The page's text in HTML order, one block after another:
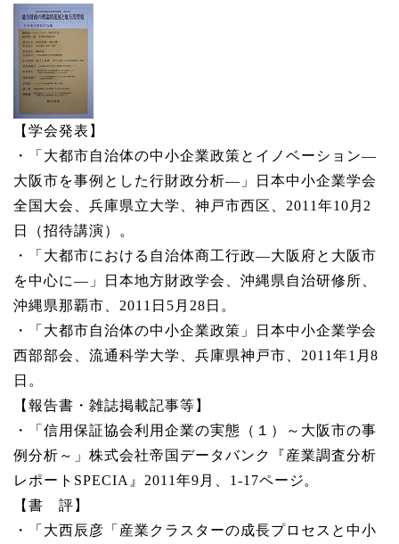
【学会発表】
・「大都市自治体の中小企業政策とイノベーション―
大阪市を事例とした行財政分析―」日本中小企業学会
全国大会、兵庫県立大学、神戸市西区、2011年10月2
日（招待講演）。
・「大都市における自治体商工行政―大阪府と大阪市
を中心に―」日本地方財政学会、沖縄県自治研修所、
沖縄県那覇市、2011日5月28日。
・「大都市自治体の中小企業政策」日本中小企業学会
西部部会、流通科学大学、兵庫県神戸市、2011年1月8
日。
【報告書・雑誌掲載記事等】
・「信用保証協会利用企業の実態（１）～大阪市の事
例分析～」株式会社帝国データバンク『産業調査分析
レポートSPECIA』2011年9月、1-17ページ。
【書 評】
・「大西辰彦「産業クラスターの成長プロセスと中小